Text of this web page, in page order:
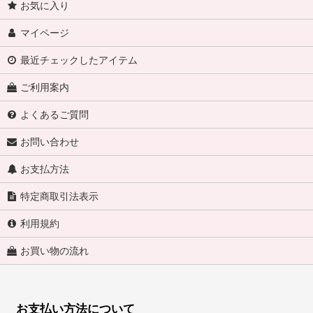
お気に入り
マイページ
最近チェックしたアイテム
ご利用案内
よくあるご質問
お問い合わせ
お支払方法
特定商取引法表示
利用規約
お買い物の流れ
お支払い方法について